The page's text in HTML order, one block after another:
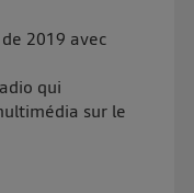
2019 avec
qui
sur le